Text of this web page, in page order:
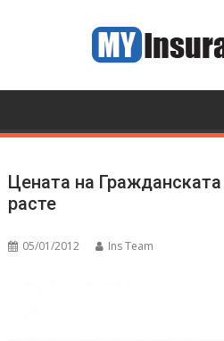
Цената на
расте
05/01/2012 Ins Team